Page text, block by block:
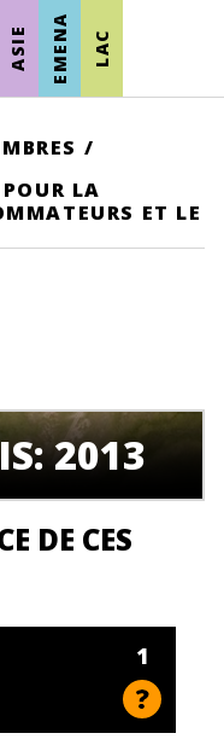
ASIE EMENA LAC
/
LA
ET LE
2013
DE CES
1